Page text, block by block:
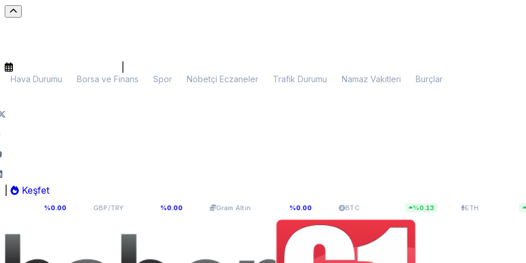
Hava Durumu Borsa ve Finans Spor Nöbetçi Eczaneler Trafik Durumu Namaz Vakitleri Burçlar
Keşfet
GBP/TRY 64,2936 Gram Altın6.107,34 BTC $64.852,65 ETH $1.919,75